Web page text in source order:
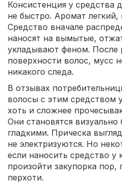
Консистенция у средства
не быстро. Аромат легкий,
Средство вначале
наносят на вымытые,
укладывают феном. После
поверхности волос, мусс
никакого следа.
В отзывах
волосы с этим средством
хоть и сложнее
Они становятся
гладкими. Прическа
не электризуются. Но
если наносить средство у
произойти закупорка пор,
перхоти.